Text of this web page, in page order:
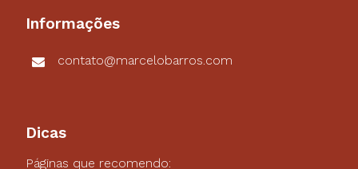
Informações
contato@marcelobarros.com
Dicas
Páginas que recomendo: